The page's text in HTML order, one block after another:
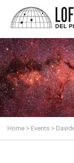
Home > Events >